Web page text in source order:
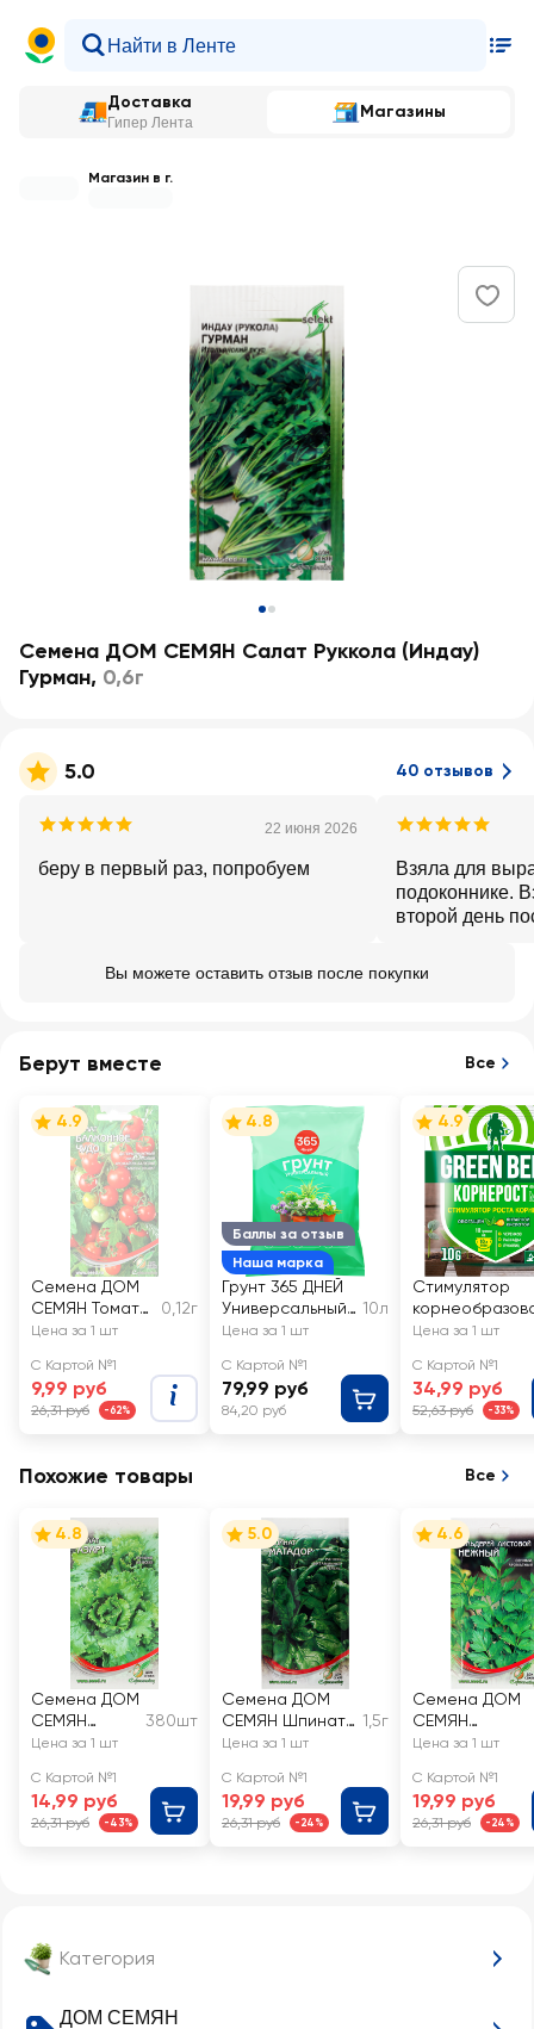
Доставка
Гипер Лента
Магазины
Магазин в г.
Семена ДОМ СЕМЯН Салат Руккола (Индау)
Гурман, 0,6г
5.0 40 отзывов
22 июня 2026
беру в первый раз, попробуем
Взяла для
подоконнике.
второй день
Вы можете оставить отзыв после покупки
Категория
ДОМ СЕМЯН
Берут вместе Все
4.9
Семена ДОМ
СЕМЯН Томат
Балконное
0,12г
Цена за 1 шт
С Картой №1
9,99 руб
26,31 руб -62%
Баллы за отзыв
Наша марка
4.8
Грунт 365 ДНЕЙ
Универсальный
2
10л
Цена за 1 шт
С Картой №1
79,99 руб
84,20 руб
4.9
Стимулятор
ия ГРИН БЭЛТ
01-584
Цена за 1 шт
С Картой №1
34,99 руб
52,63 руб -33%
Похожие товары Все
4.8
Семена ДОМ
СЕМЯН
Салат Азарт
380шт
Цена за 1 шт
С Картой №1
14,99 руб
26,31 руб -43%
5.0
Семена ДОМ
СЕМЯН Шпинат
Матадор
1,5г
Цена за 1 шт
С Картой №1
19,99 руб
26,31 руб -24%
4.6
Семена ДОМ
СЕМЯН
Сельдерей
Нежный
Цена за 1 шт
С Картой №1
19,99 руб
26,31 руб -24%